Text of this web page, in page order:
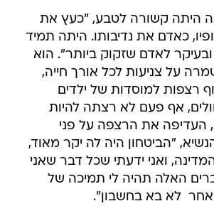
היתה קשורה לטבע, "כעץ את
כאדם את נדיבותו. היתה תמיד
לאדם שזקוק ביותר". הוא
על צניעות לכל אורך חייה,
רצפות למוסדות של ילדים
אף פעם לא רצתה להיות
העדיפה את הרצפה על פני
"הביטחון היה לה יקר מאוד,
ואני ידעתי שכל דבר שאני
האלה תהיה לי תמיכה של